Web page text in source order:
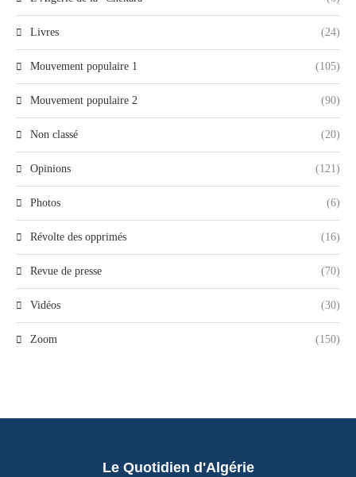
Livres (24)
Mouvement populaire 1 (105)
Mouvement populaire 2 (90)
Non classé (20)
Opinions (121)
Photos (6)
Révolte des opprimés (16)
Revue de presse (70)
Vidéos (30)
Zoom (150)
Le Quotidien d'Algérie